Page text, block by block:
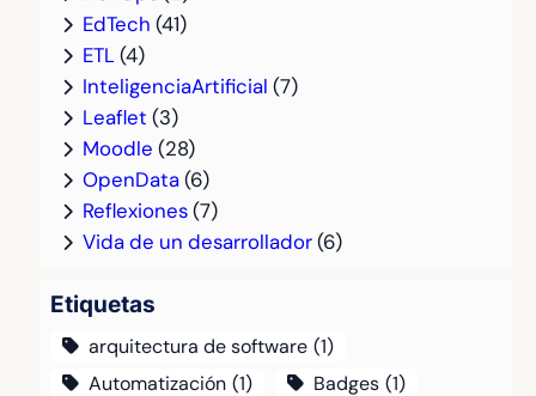
EdTech (41)
ETL(4)
InteligenciaArtificial (7)
Leaflet (3)
Moodle (28)
OpenData(6)
Reflexiones(7)
Vida de un desarrollador(6)
Etiquetas
arquitectura de software (1)
Automatización (1) Badges (1)